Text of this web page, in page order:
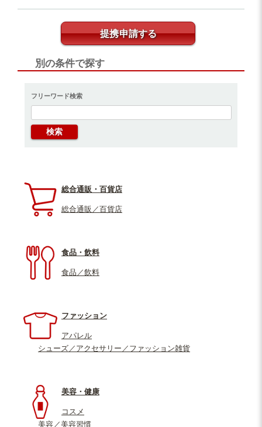
提携申請する
別の条件で探す
フリーワード検索
総合通販・百貨店
総合通販／百貨店
食品・飲料
食品／飲料
ファッション
アパレル
シューズ／アクセサリー／ファッション雑貨
美容・健康
コスメ
美容／美容習慣